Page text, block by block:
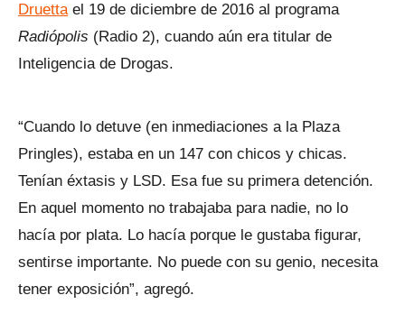
Druettael 19 de diciembre de 2016 al programa
Radiópolis (Radio 2), cuando aún era titular de
Inteligencia de Drogas.
“Cuando lo detuve (en inmediaciones a la Plaza
Pringles), estaba en un 147 con chicos y chicas.
Tenían éxtasis y LSD. Esa fue su primera detención.
En aquel momento no trabajaba para nadie, no lo
hacía por plata. Lo hacía porque le gustaba figurar,
sentirse importante. No puede con su genio, necesita
tener exposición”, agregó.